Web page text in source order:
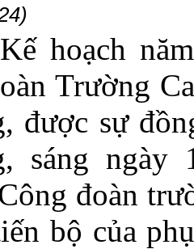
hoạch
Trường
được sự
sáng ngày
đoàn
bộ của